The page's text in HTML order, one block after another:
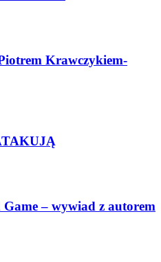
Krawczykiem-
– wywiad z autorem